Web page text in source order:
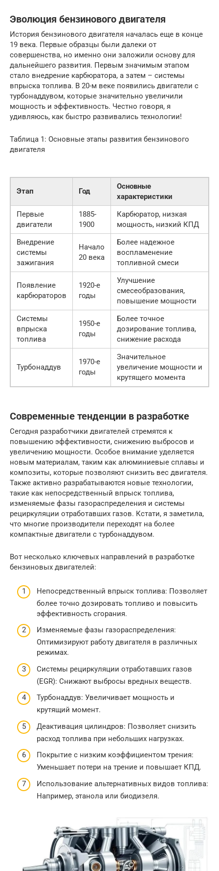
Эволюция бензинового двигателя
История бензинового двигателя началась еще в конце
19 века. Первые образцы были далеки от
совершенства, но именно они заложили основу для
дальнейшего развития. Первым значимым этапом
стало внедрение карбюратора, а затем – системы
впрыска топлива. В 20-м веке появились двигатели с
турбонаддувом, которые значительно увеличили
мощность и эффективность. Честно говоря, я
удивляюсь, как быстро развивались технологии!
Таблица 1: Основные этапы развития бензинового
двигателя
Этап Год
Основные
характеристики
Первые
двигатели
1885-
1900
Карбюратор, низкая
мощность, низкий КПД
Внедрение
системы
зажигания
Начало
20 века
Более надежное
воспламенение
топливной смеси
Появление
карбюраторов
1920-е
годы
Улучшение
смесеобразования,
повышение мощности
Системы
впрыска
топлива
1950-е
годы
Более точное
дозирование топлива,
снижение расхода
Турбонаддув
1970-е
годы
Значительное
увеличение мощности и
крутящего момента
Современные тенденции в разработке
Сегодня разработчики двигателей стремятся к
повышению эффективности, снижению выбросов и
увеличению мощности. Особое внимание уделяется
новым материалам, таким как алюминиевые сплавы и
композиты, которые позволяют снизить вес двигателя.
Также активно разрабатываются новые технологии,
такие как непосредственный впрыск топлива,
изменяемые фазы газораспределения и системы
рециркуляции отработавших газов. Кстати, я заметила,
что многие производители переходят на более
компактные двигатели с турбонаддувом.
Вот несколько ключевых направлений в разработке
бензиновых двигателей:
Непосредственный впрыск топлива: Позволяет
более точно дозировать топливо и повысить
эффективность сгорания.
Изменяемые фазы газораспределения:
Оптимизируют работу двигателя в различных
режимах.
Системы рециркуляции отработавших газов
(EGR): Снижают выбросы вредных веществ.
Турбонаддув: Увеличивает мощность и
крутящий момент.
Деактивация цилиндров: Позволяет снизить
расход топлива при небольших нагрузках.
Покрытие с низким коэффициентом трения:
Уменьшает потери на трение и повышает КПД.
Использование альтернативных видов топлива:
Например, этанола или биодизеля.